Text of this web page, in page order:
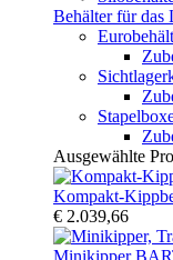
Behälter für das
Ausgewählte
Kompakt-
€ 2.039,66
Minikipper